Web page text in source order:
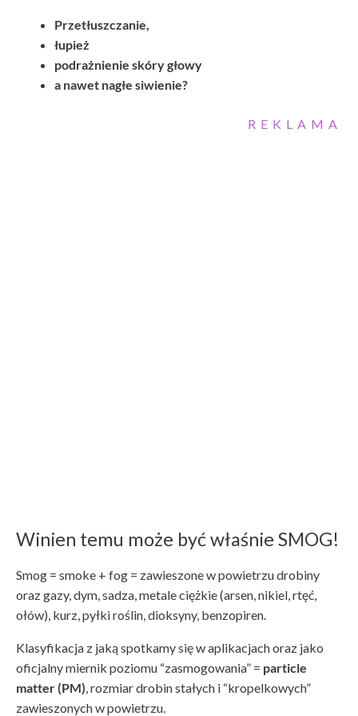
Przetłuszczanie,
łupież
podrażnienie skóry głowy
a nawet nagłe siwienie?
REKLAMA
Winien temu może być właśnie SMOG!
Smog = smoke + fog = zawieszone w powietrzu drobiny
oraz gazy, dym, sadza, metale ciężkie (arsen, nikiel, rtęć,
ołów), kurz, pyłki roślin, dioksyny, benzopiren.
Klasyfikacja z jaką spotkamy się w aplikacjach oraz jako
oficjalny miernik poziomu “zasmogowania” = particle
matter (PM) , rozmiar drobin stałych i “kropelkowych”
zawieszonych w powietrzu.